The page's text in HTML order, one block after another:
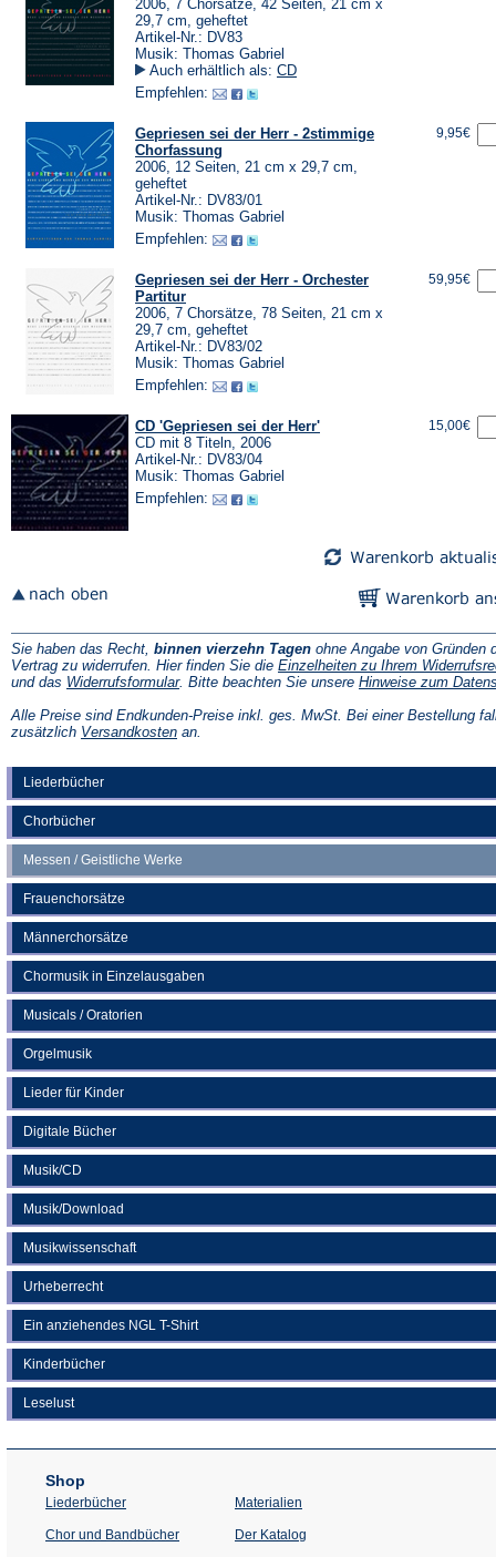
Liederbücher
Chorbücher
Messen / Geistliche Werke
Frauenchorsätze
Männerchorsätze
Chormusik in Einzelausgaben
Musicals / Oratorien
Orgelmusik
Lieder für Kinder
Digitale Bücher
Musik/CD
Musik/Download
Musikwissenschaft
Urheberrecht
Ein anziehendes NGL T-Shirt
Kinderbücher
Leselust
2006, 7 Chorsätze, 42 Seiten, 21 cm x
29,7 cm, geheftet
Artikel-Nr.: DV83
Musik: Thomas Gabriel
Auch erhältlich als: CD
Empfehlen:
Gepriesen sei der Herr - 2stimmige
Chorfassung
2006, 12 Seiten, 21 cm x 29,7 cm,
geheftet
Artikel-Nr.: DV83/01
Musik: Thomas Gabriel
Empfehlen:
9,95€
Gepriesen sei der Herr - Orchester
Partitur
2006, 7 Chorsätze, 78 Seiten, 21 cm x
29,7 cm, geheftet
Artikel-Nr.: DV83/02
Musik: Thomas Gabriel
Empfehlen:
59,95€
CD 'Gepriesen sei der Herr'
CD mit 8 Titeln, 2006
Artikel-Nr.: DV83/04
Musik: Thomas Gabriel
Empfehlen:
15,00€
Sie haben das Recht, binnen vierzehn Tagen ohne Angabe von Gründen
Vertrag zu widerrufen. Hier finden Sie die Einzelheiten zu Ihrem
und das Widerrufsformular(Öffnet
einem
neuen
. Bitte beachten Sie unsere Hinweise zum
Alle Preise sind Endkunden-Preise inkl. ges. MwSt. Bei einer Bestellung
zusätzlich Versandkosten(Öffnet
an.
Shop
Liederbücher
Chor und Bandbücher
Materialien
Der Katalog